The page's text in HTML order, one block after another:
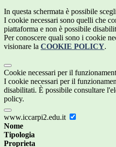
In questa schermata è possibile
I cookie necessari sono quelli che
piattaforma e non è possibile
Per conoscere quali sono i cookie
visionare la COOKIE POLICY.
Cookie necessari per il
I cookie necessari per il
disabilitati. È possibile consultare
policy.
www.iccarpi2.edu.it
Nome
Tipologia
Proprieta